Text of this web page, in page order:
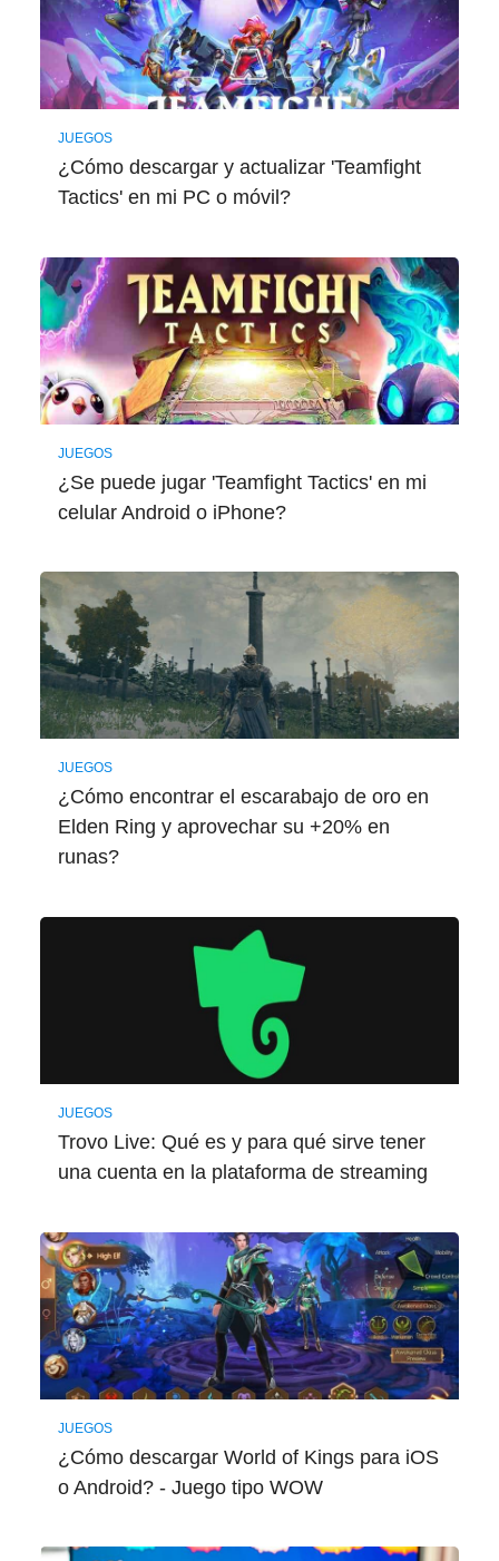
JUEGOS
¿Cómo descargar y actualizar 'Teamfight
Tactics' en mi PC o móvil?
JUEGOS
¿Se puede jugar 'Teamfight Tactics' en mi
celular Android o iPhone?
JUEGOS
¿Cómo encontrar el escarabajo de oro en
Elden Ring y aprovechar su +20% en
runas?
JUEGOS
Trovo Live: Qué es y para qué sirve tener
una cuenta en la plataforma de streaming
JUEGOS
¿Cómo descargar World of Kings para iOS
o Android? - Juego tipo WOW